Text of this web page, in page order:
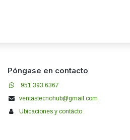
Póngase en contacto
951 393 6367
ventastecnohub@gmail.com
Ubicaciones y contácto